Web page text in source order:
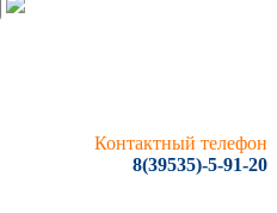
Контактный телефон
8(39535)-5-91-20